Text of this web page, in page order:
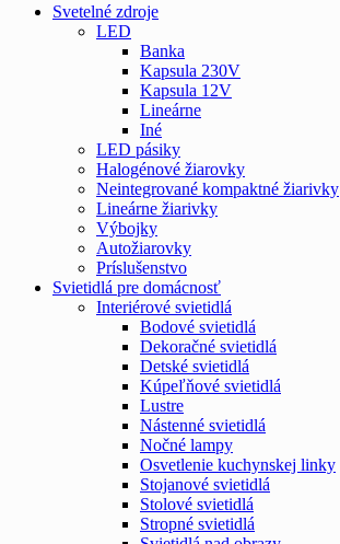
Svetelné zdroje
LED
Banka
Kapsula 230V
Kapsula 12V
Lineárne
Iné
LED pásiky
Halogénové žiarovky
Neintegrované kompaktné žiarivky
Lineárne žiarivky
Výbojky
Autožiarovky
Príslušenstvo
Svietidlá pre domácnosť
Interiérové svietidlá
Bodové svietidlá
Dekoračné svietidlá
Detské svietidlá
Kúpeľňové svietidlá
Lustre
Nástenné svietidlá
Nočné lampy
Osvetlenie kuchynskej linky
Stojanové svietidlá
Stolové svietidlá
Stropné svietidlá